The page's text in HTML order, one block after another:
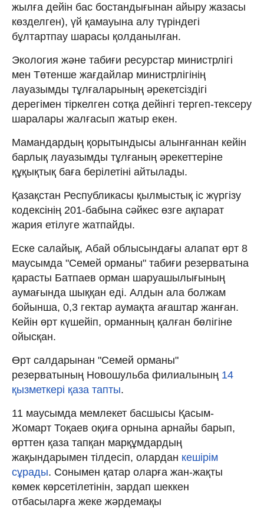
жылға дейін бас бостандығынан айыру жазасы
көзделген), үй қамауына алу түріндегі
бұлтартпау шарасы қолданылған.
Экология және табиғи ресурстар министрлігі
мен Төтенше жағдайлар министрлігінің
лауазымды тұлғаларының әрекетсіздігі
дерегімен тіркелген сотқа дейінгі тергеп-тексеру
шаралары жалғасып жатыр екен.
Мамандардың қорытындысы алынғаннан кейін
барлық лауазымды тұлғаның әрекеттеріне
құқықтық баға берілетіні айтылады.
Қазақстан Республикасы қылмыстық іс жүргізу
кодексінің 201-бабына сәйкес өзге ақпарат
жария етілуге жатпайды.
Еске салайық, Абай облысындағы алапат өрт 8
маусымда "Семей орманы" табиғи резерватына
қарасты Батпаев орман шаруашылығының
аумағында шыққан еді. Алдын ала болжам
бойынша, 0,3 гектар аумақта ағаштар жанған.
Кейін өрт күшейіп, орманның қалған бөлігіне
ойысқан.
Өрт салдарынан "Семей орманы"
резерватының Новошульба филиалының 14
қызметкері қаза тапты.
11 маусымда мемлекет басшысы Қасым-
Жомарт Тоқаев оқиға орнына арнайы барып,
өрттен қаза тапқан марқұмдардың
жақындарымен тілдесіп, олардан кешірім
сұрады. Сонымен қатар оларға жан-жақты
көмек көрсетілетінін, зардап шеккен
отбасыларға жеке жәрдемақы